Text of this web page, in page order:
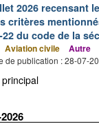
2026 recensant
critères
22 du code de la
Aviation civile Autre
de publication : 28-07-